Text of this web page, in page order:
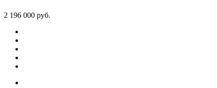
2 196 000 руб.